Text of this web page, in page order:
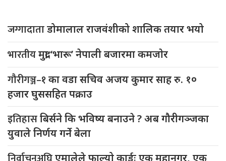
जग्गादाताडोमालाल राजवंशीको शालिक तयार भयो
भारतीयमुद्रा ‘भारू’ नेपाली बजारमा कमजाेर
गौरीगञ्ज–१का वडा सचिव अजय कुमार साह रु. १०
हजार घुससहित पक्राउ
इतिहासबिर्सने कि भविष्य बनाउने ? अब गौरीगञ्जका
युवाले निर्णय गर्ने बेला
एमालेले फाल्यो कार्डः एक महानगर, एक